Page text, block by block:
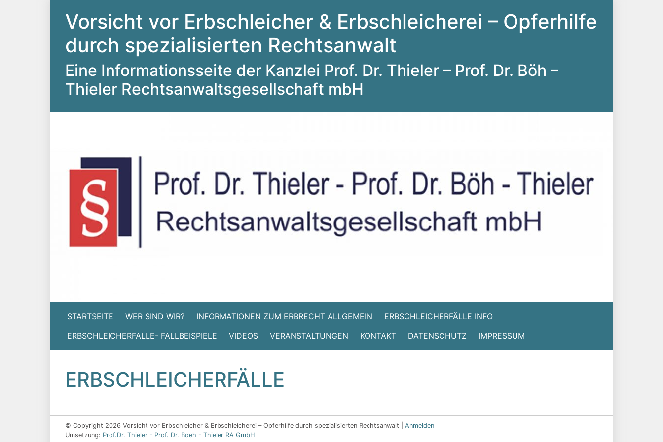
Vorsicht vor Erbschleicher & Erbschleicherei – Opferhilfe
durch spezialisierten Rechtsanwalt
Eine Informationsseite der Kanzlei Prof. Dr. Thieler – Prof. Dr. Böh –
Thieler Rechtsanwaltsgesellschaft mbH
STARTSEITE WER SIND WIR? INFORMATIONEN ZUM ERBRECHT ALLGEMEIN
ERBSCHLEICHERFÄLLE INFO
ERBSCHLEICHERFÄLLE- FALLBEISPIELE
VIDEOS VERANSTALTUNGEN KONTAKT DATENSCHUTZ IMPRESSUM
ERBSCHLEICHERFÄLLE
© Copyright 2026 Vorsicht vor Erbschleicher & Erbschleicherei – Opferhilfe durch spezialisierten Rechtsanwalt | Anmelden
Umsetzung: Prof.Dr. Thieler - Prof. Dr. Boeh - Thieler RA GmbH